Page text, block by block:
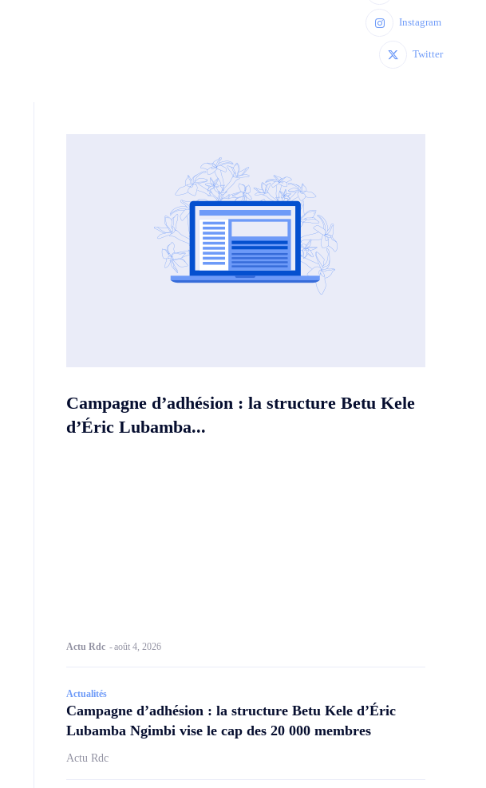
Instagram
Twitter
Campagne d’adhésion : la structure Betu Kele
d’Éric Lubamba...
Actu Rdc -août 4, 2026
Actualités
Campagne d’adhésion : la structure Betu Kele d’Éric
Lubamba Ngimbi vise le cap des 20 000 membres
Actu Rdc